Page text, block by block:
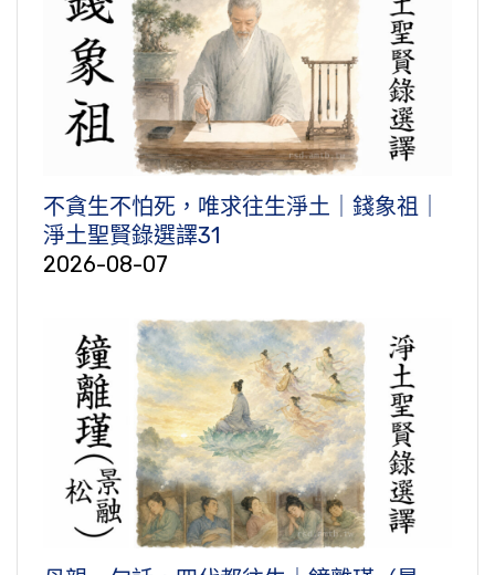
不貪生不怕死，唯求往生淨土｜錢象祖｜
淨土聖賢錄選譯31
2026-08-07